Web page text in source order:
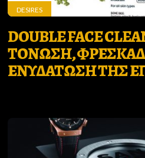
DESIRES
DOUBLE FACE
ΤΟΝΩΣΗ,
ΕΝΥΔΑΤΩΣΗ ΤΗΣ